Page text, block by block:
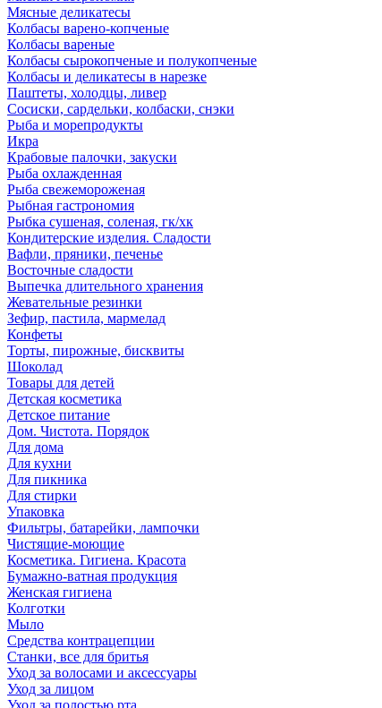
Мясные деликатесы
Колбасы варено-копченые
Колбасы вареные
Колбасы сырокопченые и полукопченые
Колбасы и деликатесы в нарезке
Паштеты, холодцы, ливер
Сосиски, сардельки, колбаски, снэки
Рыба и морепродукты
Икра
Крабовые палочки, закуски
Рыба охлажденная
Рыба свежемороженая
Рыбная гастрономия
Рыбка сушеная, соленая, гк/хк
Кондитерские изделия. Сладости
Вафли, пряники, печенье
Восточные сладости
Выпечка длительного хранения
Жевательные резинки
Зефир, пастила, мармелад
Конфеты
Торты, пирожные, бисквиты
Шоколад
Товары для детей
Детская косметика
Детское питание
Дом. Чистота. Порядок
Для дома
Для кухни
Для пикника
Для стирки
Упаковка
Фильтры, батарейки, лампочки
Чистящие-моющие
Косметика. Гигиена. Красота
Бумажно-ватная продукция
Женская гигиена
Колготки
Мыло
Средства контрацепции
Станки, все для бритья
Уход за волосами и аксессуары
Уход за лицом
Уход за полостью рта